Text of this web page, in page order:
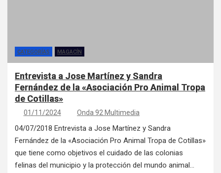
CATEGORÍAS MAGACÍN
Entrevista a Jose Martínez y Sandra
Fernández de la «Asociación Pro Animal Tropa
de Cotillas»
01/11/2024 Onda 92 Multimedia
04/07/2018 Entrevista a Jose Martínez y Sandra
Fernández de la «Asociación Pro Animal Tropa de Cotillas»
que tiene como objetivos el cuidado de las colonias
felinas del municipio y la protección del mundo animal…